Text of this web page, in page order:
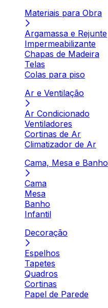
Materiais para Obra
Argamassa e Rejunte
Impermeabilizante
Chapas de Madeira
Telas
Colas para piso
Ar e Ventilação
Ar Condicionado
Ventiladores
Cortinas de Ar
Climatizador de Ar
Cama, Mesa e Banho
Cama
Mesa
Banho
Infantil
Decoração
Espelhos
Tapetes
Quadros
Cortinas
Papel de Parede